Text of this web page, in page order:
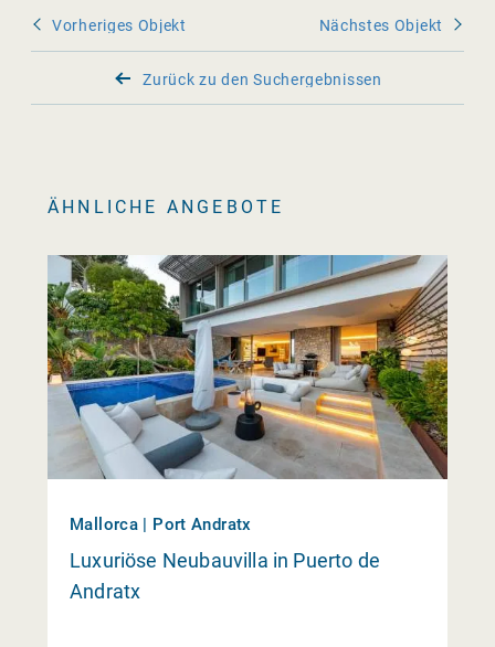
Vorheriges Objekt Nächstes Objekt
Zurück zu den Suchergebnissen
ÄHNLICHE ANGEBOTE
Mallorca | Port Andratx
Luxuriöse Neubauvilla in Puerto de
Andratx